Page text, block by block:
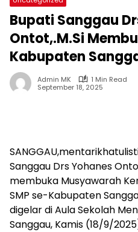
Bupati Sanggau
Ontot,.M.Si
Kabupaten
Admin MK
1 Min Read
September 18, 2025
Sanggau Drs Yohanes
membuka Musyawarah
SMP se-Kabupaten
digelar di Aula Sekolah
Sanggau, Kamis (18/9/